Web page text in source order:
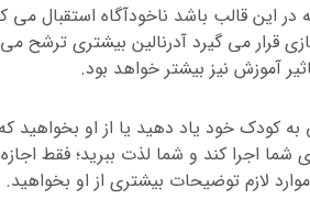
این قالب باشد ناخودآگاه استقبال می
قرار می گیرد آدرنالین بیشتری ترشح می
آموزش نیز بیشتر خواهد بود.
کودک خود یاد دهید یا از او بخواهید
شما اجرا کند و شما لذت ببرید؛ فقط اجازه
لازم توضیحات بیشتری از او بخواهید.